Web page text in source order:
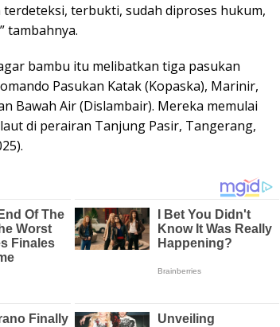
terdeteksi, terbukti, sudah diproses hukum,
tambahnya.
bambu itu melibatkan tiga pasukan
Pasukan Katak (Kopaska), Marinir,
Bawah Air (Dislambair). Mereka memulai
di perairan Tanjung Pasir, Tangerang,